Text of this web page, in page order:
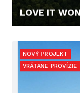
LOVE IT
NOVÝ PROJEKT
VRÁTANE PROVÍZIE